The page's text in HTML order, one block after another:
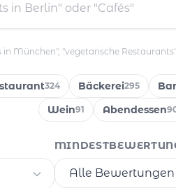
in München", "vegetarische
324 Bäckerei295 Bar
Wein91 Abendessen